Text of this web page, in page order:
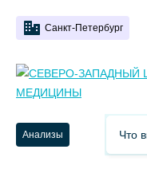
Санкт-Петербург
Анализы